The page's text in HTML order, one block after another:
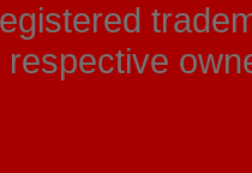
respective